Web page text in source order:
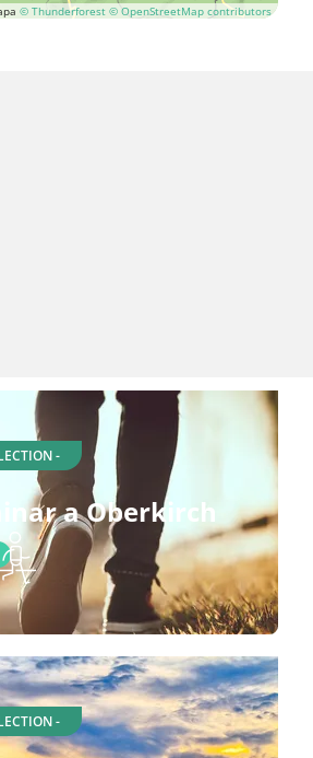
© Thunderforest © OpenStreetMap contributors
-
a Oberkirch
-